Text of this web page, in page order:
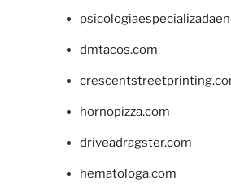
dmtacos.com
hornopizza.com
driveadragster.com
hematologa.com